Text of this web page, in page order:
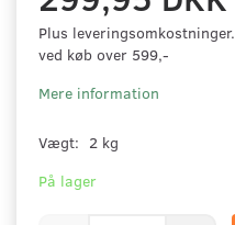
Plus
ved køb over 599,-
Mere information
Vægt: 2 kg
På lager